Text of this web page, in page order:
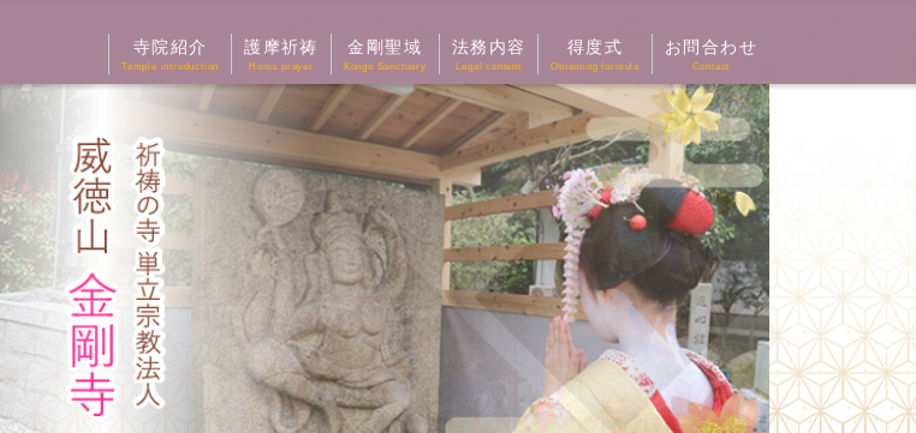
寺院紹介
Temple introduction
護摩祈祷
Homa prayer
金剛聖域
Kongo Sanctuary
法務内容
Legal content
得度式
Obtaining formula
お問合わせ
Contact